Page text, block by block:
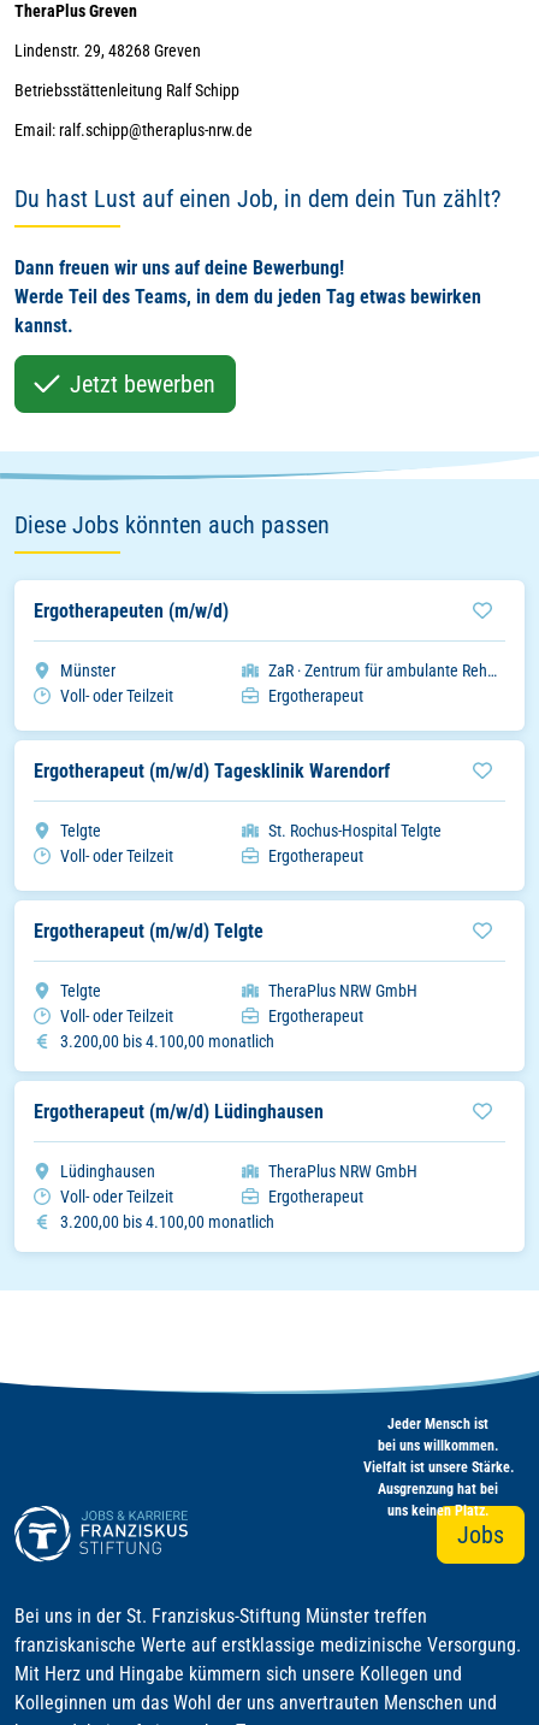
TheraPlus Greven
Lindenstr. 29, 48268 Greven
Betriebsstättenleitung Ralf Schipp
Email: ralf.schipp@theraplus-nrw.de
Du hast Lust auf einen Job, in dem dein Tun zählt?
Dann freuen wir uns auf deine Bewerbung!
Werde Teil des Teams, in dem du jeden Tag etwas bewirken
kannst.
Jetzt bewerben
Diese Jobs könnten auch passen
Ergotherapeuten (m/w/d)
Stadt
Münster Organisation
ZaR · Zentrum für ambulante Rehabilitation GmbH
Arbeitszeitmodell
Voll- oder Teilzeit Einsatzbereich
Ergotherapeut
Ergotherapeut (m/w/d) Tagesklinik Warendorf
Stadt
Telgte Organisation
St. Rochus-Hospital Telgte
Arbeitszeitmodell
Voll- oder Teilzeit Einsatzbereich
Ergotherapeut
Ergotherapeut (m/w/d) Telgte
Stadt
Telgte Organisation
TheraPlus NRW GmbH
Arbeitszeitmodell
Voll- oder Teilzeit Einsatzbereich
Ergotherapeut
Gehalt
3.200,00 bis 4.100,00 monatlich
Ergotherapeut (m/w/d) Lüdinghausen
Stadt
Lüdinghausen Organisation
TheraPlus NRW GmbH
Arbeitszeitmodell
Voll- oder Teilzeit Einsatzbereich
Ergotherapeut
Gehalt
3.200,00 bis 4.100,00 monatlich
Jeder Mensch ist
bei uns willkommen.
Vielfalt ist unsere Stärke.
Ausgrenzung hat bei
uns keinen Platz.
Jobs
Bei uns in der St. Franziskus-Stiftung Münster treffen
franziskanische Werte auf erstklassige medizinische Versorgung.
Mit Herz und Hingabe kümmern sich unsere Kollegen und
Kolleginnen um das Wohl der uns anvertrauten Menschen und